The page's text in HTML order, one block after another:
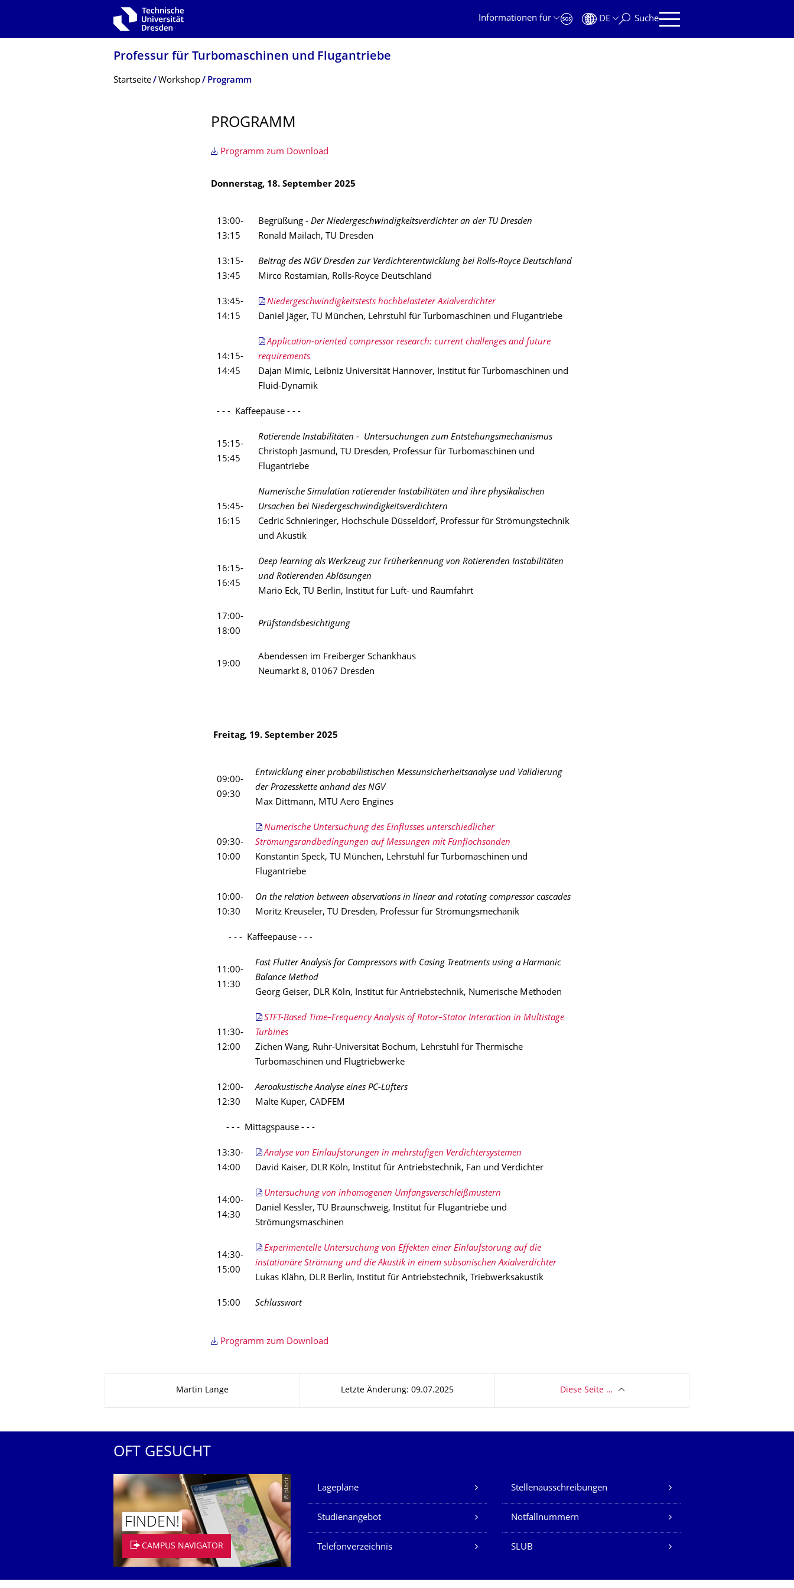
Zur Hauptnavigation springen
Informationen für
DE Suche
Professur für Turbomaschinen und Flugantriebe
Breadcrumb-Menü
Startseite Workshop Programm
PROGRAMM
Programm zum Download
Donnerstag, 18. September 2025
13:00-
13:15
Begrüßung - Der Niedergeschwindigkeitsverdichter an der TU Dresden
Ronald Mailach, TU Dresden
13:15-
13:45
Beitrag des NGV Dresden zur Verdichterentwicklung bei Rolls-Royce Deutschland
Mirco Rostamian, Rolls-Royce Deutschland
13:45-
14:15
Niedergeschwindigkeitstests hochbelasteter Axialverdichter
Daniel Jäger, TU München, Lehrstuhl für Turbomaschinen und Flugantriebe
14:15-
14:45
Application-oriented compressor research: current challenges and future
requirements
Dajan Mimic, Leibniz Universität Hannover, Institut für Turbomaschinen und
Fluid-Dynamik
- - - Kaffeepause - - -
15:15-
15:45
Rotierende Instabilitäten - Untersuchungen zum Entstehungsmechanismus
Christoph Jasmund, TU Dresden, Professur für Turbomaschinen und
Flugantriebe
15:45-
16:15
Numerische Simulation rotierender Instabilitäten und ihre physikalischen
Ursachen bei Niedergeschwindigkeitsverdichtern
Cedric Schnieringer, Hochschule Düsseldorf, Professur für Strömungstechnik
und Akustik
16:15-
16:45
Deep learning als Werkzeug zur Früherkennung von Rotierenden Instabilitäten
und Rotierenden Ablösungen
Mario Eck, TU Berlin, Institut für Luft- und Raumfahrt
17:00-
18:00
Prüfstandsbesichtigung
19:00
Abendessen im Freiberger Schankhaus
Neumarkt 8, 01067 Dresden
Freitag, 19. September 2025
09:00-
09:30
Entwicklung einer probabilistischen Messunsicherheitsanalyse und Validierung
der Prozesskette anhand des NGV
Max Dittmann, MTU Aero Engines
09:30-
10:00
Numerische Untersuchung des Einflusses unterschiedlicher
Strömungsrandbedingungen auf Messungen mit Fünflochsonden
Konstantin Speck, TU München, Lehrstuhl für Turbomaschinen und
Flugantriebe
10:00-
10:30
On the relation between observations in linear and rotating compressor cascades
Moritz Kreuseler, TU Dresden, Professur für Strömungsmechanik
- - - Kaffeepause - - -
11:00-
11:30
Fast Flutter Analysis for Compressors with Casing Treatments using a Harmonic
Balance Method
Georg Geiser, DLR Köln, Institut für Antriebstechnik, Numerische Methoden
11:30-
12:00
STFT-Based Time–Frequency Analysis of Rotor–Stator Interaction in Multistage
Turbines
Zichen Wang, Ruhr-Universität Bochum, Lehrstuhl für Thermische
Turbomaschinen und Flugtriebwerke
12:00-
12:30
Aeroakustische Analyse eines PC-Lüfters
Malte Küper, CADFEM
- - - Mittagspause - - -
13:30-
14:00
Analyse von Einlaufstörungen in mehrstufigen Verdichtersystemen
David Kaiser, DLR Köln, Institut für Antriebstechnik, Fan und Verdichter
14:00-
14:30
Untersuchung von inhomogenen Umfangsverschleißmustern
Daniel Kessler, TU Braunschweig, Institut für Flugantriebe und
Strömungsmaschinen
14:30-
15:00
Experimentelle Untersuchung von Effekten einer Einlaufstörung auf die
instationäre Strömung und die Akustik in einem subsonischen Axialverdichter
Lukas Klähn, DLR Berlin, Institut für Antriebstechnik, Triebwerksakustik
15:00 Schlusswort
Programm zum Download
Martin Lange Letzte Änderung: 09.07.2025 Diese Seite …
OFT GESUCHT
© placit
FINDEN!
CAMPUS NAVIGATOR
Unsere Dienste
Lagepläne Stellenausschreibungen
Studienangebot Notfallnummern
Telefonverzeichnis SLUB